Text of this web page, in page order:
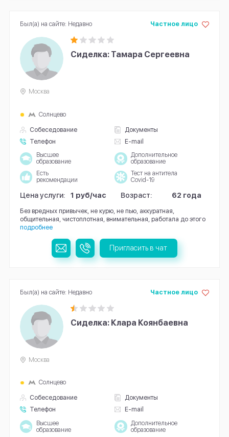
Мытье лежачих больных на дому
Сиделка на выходные
Сиделка на дом
Сиделка после инсультаСиделка: Тамара Сергеевна
Собеседование
Документы
Телефон
E-mail
Частное лицо
Москва
Солнцево
Высшее
образование
Дополнительное
образование
Есть
рекомендации
Тест на антитела
Covid-19
Цена услуги: 1 руб/час Возраст: 62 года
Без вредных привычек, не курю, не пью, аккуратная,
общительная, чистоплотная, внимательная, работала до этого
подробнее
Был(а) на сайте: Недавно
Пригласить в чат
Сиделка: Клара Коянбаевна
Собеседование
Документы
Телефон
E-mail
Частное лицо
Москва
Солнцево
Высшее
образование
Дополнительное
образование
Был(а) на сайте: Недавно